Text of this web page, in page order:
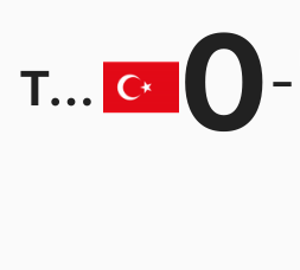
Turkey U18 0-